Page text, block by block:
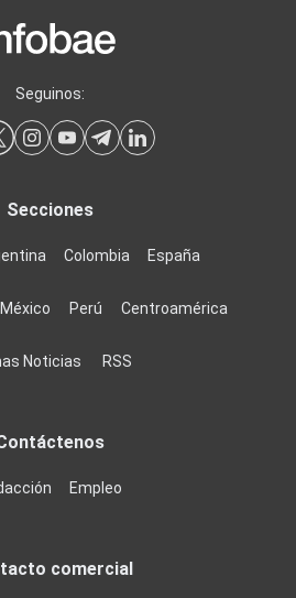
Seguinos:
Secciones
Colombia España
México Perú Centroamérica
Noticias RSS
Empleo
comercial